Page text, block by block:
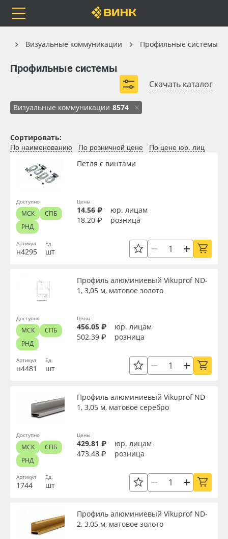
Каталог
Бренды
Доставка
Оплата
Сервис
Компания
Блог
Поставщикам
8 800 550 7888
Москва
Весь каталог
Самоклеящиеся плёнки
Листовые материалы
Чернила
Клей, скотчи и крепёж
Мобильные конструкции и POS-материалы
Профильные системы
Светотехника
Инженерные пластики
Упаковочные материалы
Оборудование и инструмент
Новинки ассортимента
Плёнка монтажная Oratape
Визуальные коммуникации Профильные системы
Профильные системы
Скачать каталог
Визуальные коммуникации 8574
Каталог
Профильные системы
Профили для световых коробов
Багетные профили
Текстильный профиль
Клик-профили
Крепёж для профилей
Развернуть (2)
Вид
Ширина, мм
Длина, мм
Высота, мм
Материал
Цвет
Текстура
Сортировать:
По наименованию По розничной цене По цене юр. лиц
Артикул
н4295
Петля с винтами
Ед.
шт
Цены
14.56 ₽
юр. лицам
18.20 ₽
розница
Доступно
МСК
СПБ
РНД
Артикул
н4481
Профиль алюминиевый Vikuprof ND-
1, 3,05 м, матовое золото
Ед.
шт
Цены
456.05 ₽
юр. лицам
502.39 ₽
розница
Доступно
МСК
СПБ
РНД
Артикул
1744
Профиль алюминиевый Vikuprof ND-
1, 3,05 м, матовое серебро
Ед.
шт
Цены
429.81 ₽
юр. лицам
473.48 ₽
розница
Доступно
МСК
СПБ
РНД
Профиль алюминиевый Vikuprof ND-
2, 3,05 м, матовое золото